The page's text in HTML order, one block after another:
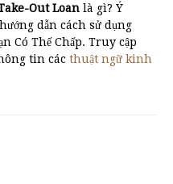
Out Loan là gì? Ý
dẫn cách sử dụng
Có Thế Chấp. Truy cập
tin các thuật ngữ kinh